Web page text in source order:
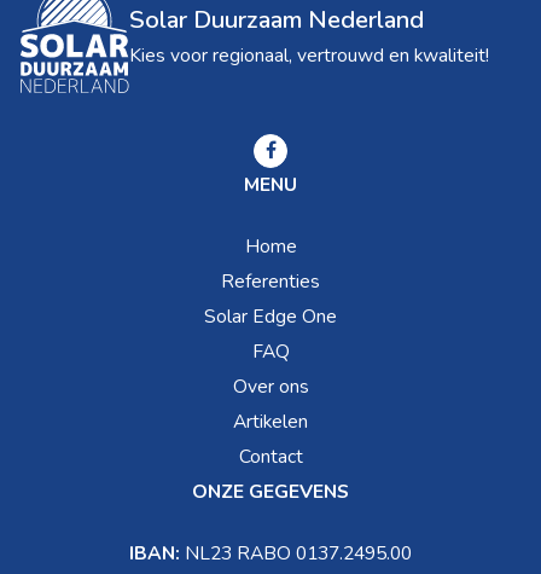
Solar Duurzaam Nederland
Kies voor regionaal, vertrouwd en kwaliteit!
MENU
Home
Referenties
Solar Edge One
FAQ
Over ons
Artikelen
Contact
ONZE GEGEVENS
IBAN: NL23 RABO 0137.2495.00